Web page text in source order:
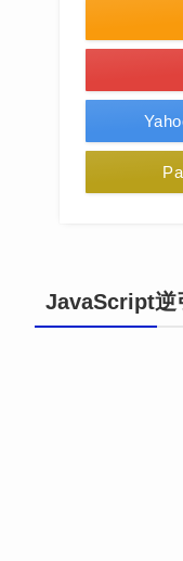
JavaScript逆